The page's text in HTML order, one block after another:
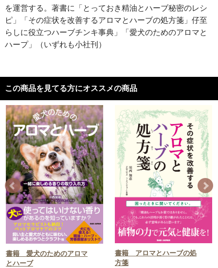
を運営する。著書に「とっておき精油とハーブ秘密のレシ
ピ」「その症状を改善するアロマとハーブの処方箋」仔至
らしに役立つハーブチンキ事典」「愛犬のためのアロマと
ハープ」（いずれも小社刊）
この商品を見てる方にオススメの商品
書籍 愛犬のためのアロマ
とハーブ
書籍 アロマとハーブの処
方箋